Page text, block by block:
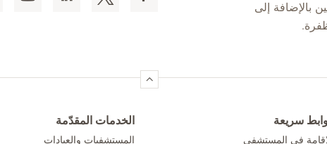
المقيمين بالإضافة إلى
سريعة
في المستشفى
الخدمات المقدّمة
المستشفيات والعيادات